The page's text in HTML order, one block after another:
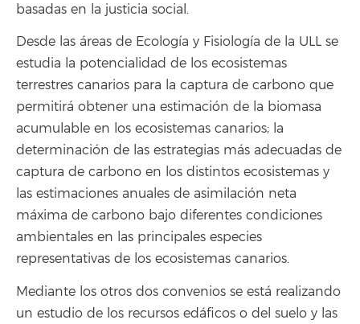
basadas en la justicia social.
Desde las áreas de Ecología y Fisiología de la ULL se
estudia la potencialidad de los ecosistemas
terrestres canarios para la captura de carbono que
permitirá obtener una estimación de la biomasa
acumulable en los ecosistemas canarios; la
determinación de las estrategias más adecuadas de
captura de carbono en los distintos ecosistemas y
las estimaciones anuales de asimilación neta
máxima de carbono bajo diferentes condiciones
ambientales en las principales especies
representativas de los ecosistemas canarios.
Mediante los otros dos convenios se está realizando
un estudio de los recursos edáficos o del suelo y las